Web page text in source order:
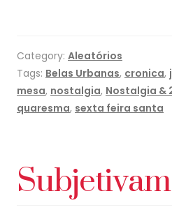
Category: Aleatórios
Tags: Belas Urbanas, cronica,
mesa, nostalgia, Nostalgia &
quaresma, sexta feira santa